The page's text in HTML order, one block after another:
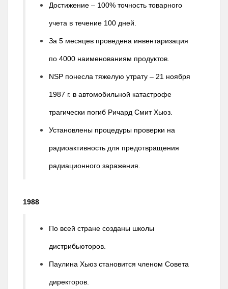
Достижение – 100% точность товарного
учета в течение 100 дней.
За 5 месяцев проведена инвентаризация
по 4000 наименованиям продуктов.
NSP понесла тяжелую утрату – 21 ноября
1987 г. в автомобильной катастрофе
трагически погиб Ричард Смит Хьюз.
Установлены процедуры проверки на
радиоактивность для предотвращения
радиационного заражения.
1988
По всей стране созданы школы
дистрибьюторов.
Паулина Хьюз становится членом Совета
директоров.